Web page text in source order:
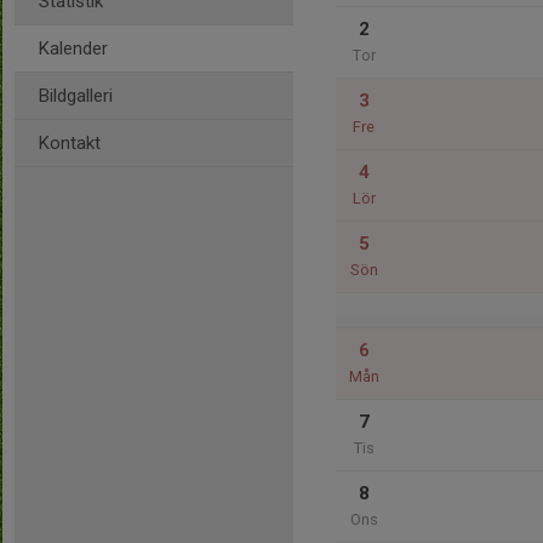
Kalender
Bildgalleri
Kontakt
2
Tor
3
Fre
4
Lör
5
Sön
6
Mån
7
Tis
8
Ons